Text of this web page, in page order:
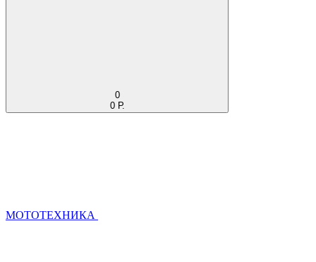
0
0 Р.
МОТОТЕХНИКА